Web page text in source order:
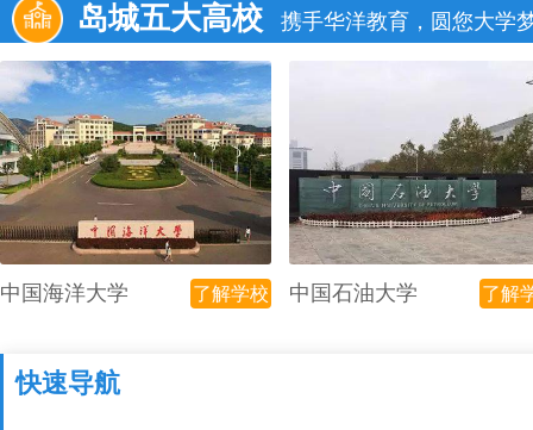
岛城五大高校 携手华洋教育，圆您大学
中国海洋大学 了解学校 中国石油大学 了解
快速导航